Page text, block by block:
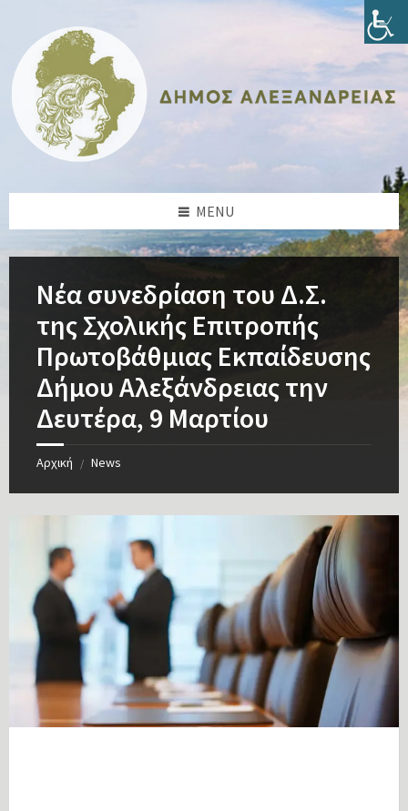
content
sidebar
sidebar
footer
MENU
Νέα συνεδρίαση του Δ.Σ.
της Σχολικής Επιτροπής
Πρωτοβάθμιας Εκπαίδευσης
Δήμου Αλεξάνδρειας την
Δευτέρα, 9 Μαρτίου
Αρχική / News